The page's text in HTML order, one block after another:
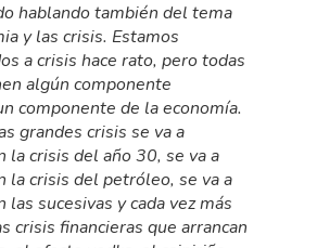
hablando también del tema
y las crisis. Estamos
a crisis hace rato, pero todas
algún componente
componente de la economía.
grandes crisis se va a
la crisis del año 30, se va a
la crisis del petróleo, se va a
las sucesivas y cada vez más
crisis financieras que arrancan